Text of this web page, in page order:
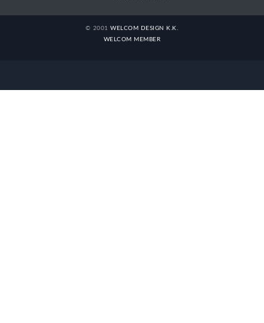
© 2001WELCOM DESIGN K.K.
WELCOM MEMBER